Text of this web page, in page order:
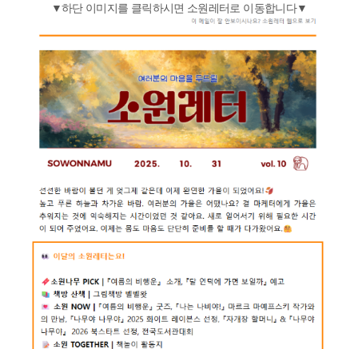
▼하단 이미지를 클릭하시면 소원레터로 이동합니다▼